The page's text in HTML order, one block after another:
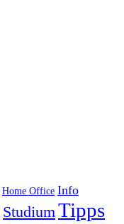
Home Office Info
StudiumTipps